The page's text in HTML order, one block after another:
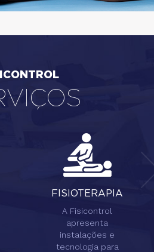
FISIOTERAPIA
A Fisicontrol
apresenta
instalações e
tecnologia para